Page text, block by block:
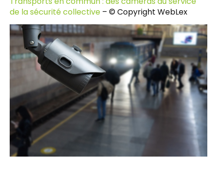
de la sécurité collective – © Copyright WebLex